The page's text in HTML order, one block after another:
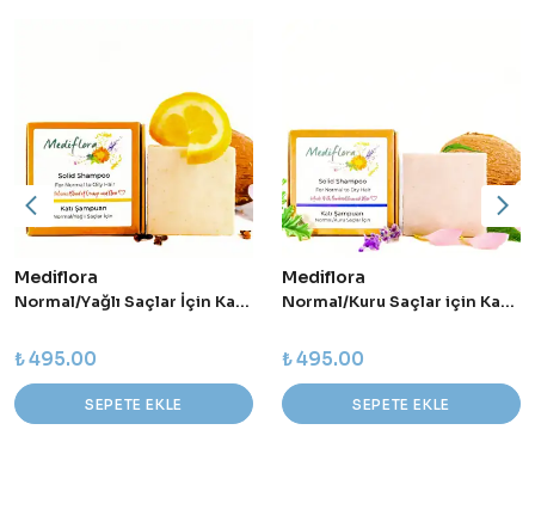
Mediflora
Normal/Yağlı Saçlar İçin Katı Şampuan
₺ 495.00
SEPETE EKLE
Mediflora
Normal/Kuru Saçlar için Katı Şampuan
₺ 495.00
SEPETE EKLE